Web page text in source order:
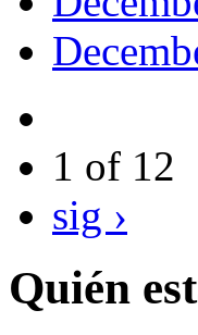
1 of 12
sig ›
Quién